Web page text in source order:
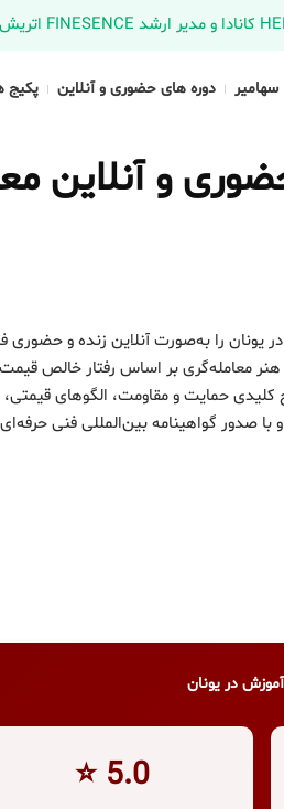
سهامیر دوره های حضوری و آنلاین پکیج
و آنلاین
را به‌صورت آنلاین زنده و حضوری
حمایت و مقاومت، الگوهای
گواهینامه بین‌المللی فنی
آموزش در یونان
5.0 ⭐